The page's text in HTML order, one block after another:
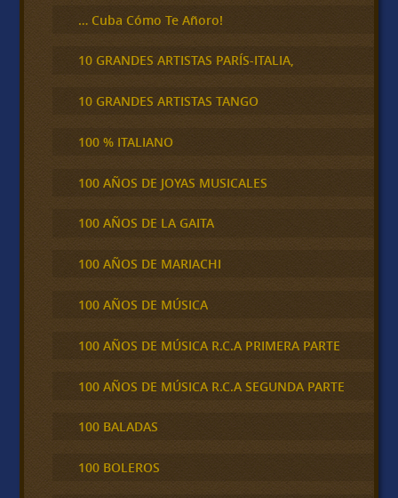
… Cuba Cómo Te Añoro!
10 GRANDES ARTISTAS PARÍS-ITALIA,
10 GRANDES ARTISTAS TANGO
100 % ITALIANO
100 AÑOS DE JOYAS MUSICALES
100 AÑOS DE LA GAITA
100 AÑOS DE MARIACHI
100 AÑOS DE MÚSICA
100 AÑOS DE MÚSICA R.C.A PRIMERA PARTE
100 AÑOS DE MÚSICA R.C.A SEGUNDA PARTE
100 BALADAS
100 BOLEROS